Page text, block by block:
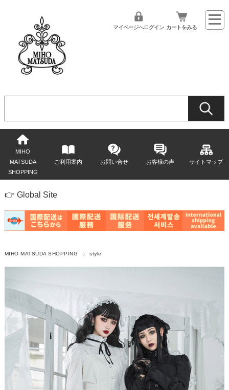
マイページへログイン カートをみる
MIHO
MATSUDA
SHOPPING
ご利用案内 お問い合せ お客様の声 サイトマップ
👉 Global Site
MIHO MATSUDA SHOPPING style